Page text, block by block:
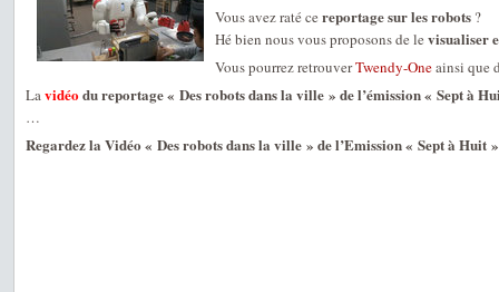
Vous avez raté ce reportage sur les robots ?
Hé bien nous vous proposons de le visualiser
Vous pourrez retrouverTwendy-Oneainsi que
Lavidéodu reportage « Des robots dans la ville » de l’émission « Sept à
…
Regardez la Vidéo « Des robots dans la ville » de l’Emission « Sept à Huit